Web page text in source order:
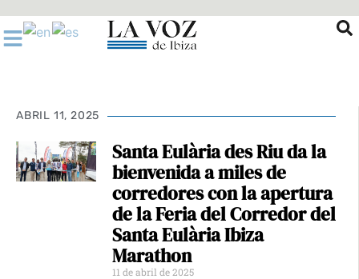
al
contenido
ABRIL 11, 2025
Santa Eulària des Riu da la
bienvenida a miles de
corredores con la apertura
de la Feria del Corredor del
Santa Eulària Ibiza
Marathon
11 de abril de 2025